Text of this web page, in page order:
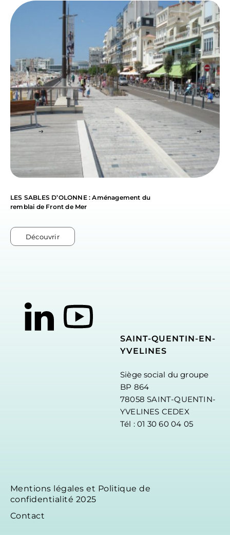
LES SABLES D’OLONNE : Aménagement du
remblai de Front de Mer
Découvrir
SAINT-QUENTIN-EN-
YVELINES
Siège social du groupe
BP 864
78058 SAINT-QUENTIN-
YVELINES CEDEX
Tél : 01 30 60 04 05
Mentions légales et Politique de
confidentialité 2025
Contact